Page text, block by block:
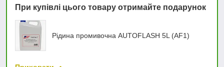
При купівлі цього товару отримайте подарунок
Рідина промивочна AUTOFLASH 5L (AF1)